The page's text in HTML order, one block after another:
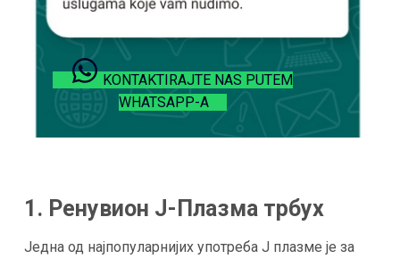
KONTAKTIRAJTE NAS PUTEM
WHATSAPP-A
1. Ренувион J-Плазма трбух
Једна од најпопуларнијих употреба J плазме је за